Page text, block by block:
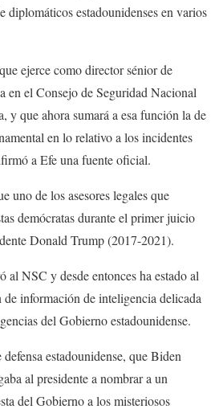
diplomáticos estadounidenses en varios
ejerce como director sénior de
en el Consejo de Seguridad Nacional
y que ahora sumará a esa función la de
en lo relativo a los incidentes
a Efe una fuente oficial.
uno de los asesores legales que
demócratas durante el primer juicio
Donald Trump (2017-2021).
al NSC y desde entonces ha estado al
información de inteligencia delicada
del Gobierno estadounidense.
estadounidense, que Biden
al presidente a nombrar a un
del Gobierno a los misteriosos